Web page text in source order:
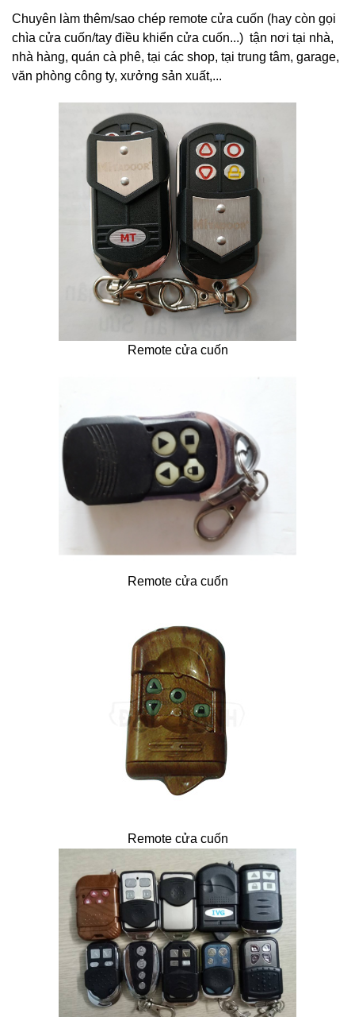
Chuyên làm thêm/sao chép remote cửa cuốn (hay còn gọi
chìa cửa cuốn/tay điều khiển cửa cuốn...) tận nơi tại nhà,
nhà hàng, quán cà phê, tại các shop, tại trung tâm, garage,
văn phòng công ty, xưởng sản xuất,...
Remote cửa cuốn
Remote cửa cuốn
Remote cửa cuốn